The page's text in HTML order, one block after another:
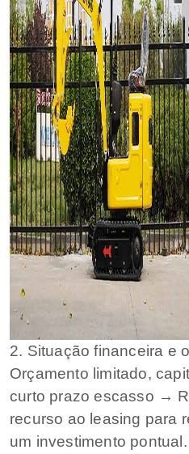
2. Situação financeira e
Orçamento limitado,
curto prazo escasso →
recurso ao leasing para
um investimento pontual.